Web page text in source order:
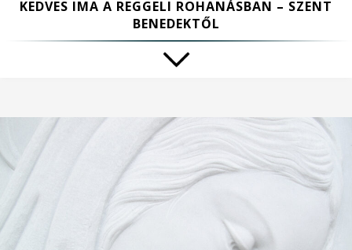
KEDVES IMA A REGGELI ROHANÁSBAN – SZENT
BENEDEKTŐL